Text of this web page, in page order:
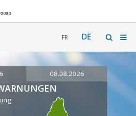
FR DE
08.08.2026